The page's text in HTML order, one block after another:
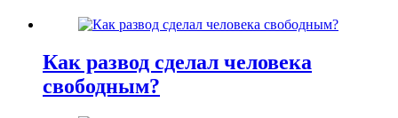
Как развод сделал человека
свободным?